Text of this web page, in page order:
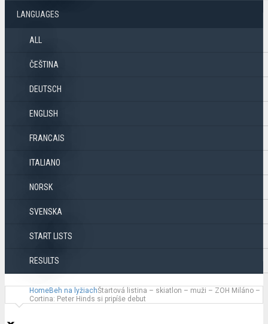
LANGUAGES
ALL
ČEŠTINA
DEUTSCH
ENGLISH
FRANCAIS
ITALIANO
NORSK
SVENSKA
START LISTS
RESULTS
HomeBeh na lyžiachŠtartová listina – skiatlon – muži – ZOH Miláno –
Cortina: Peter Hinds si pripíše debut